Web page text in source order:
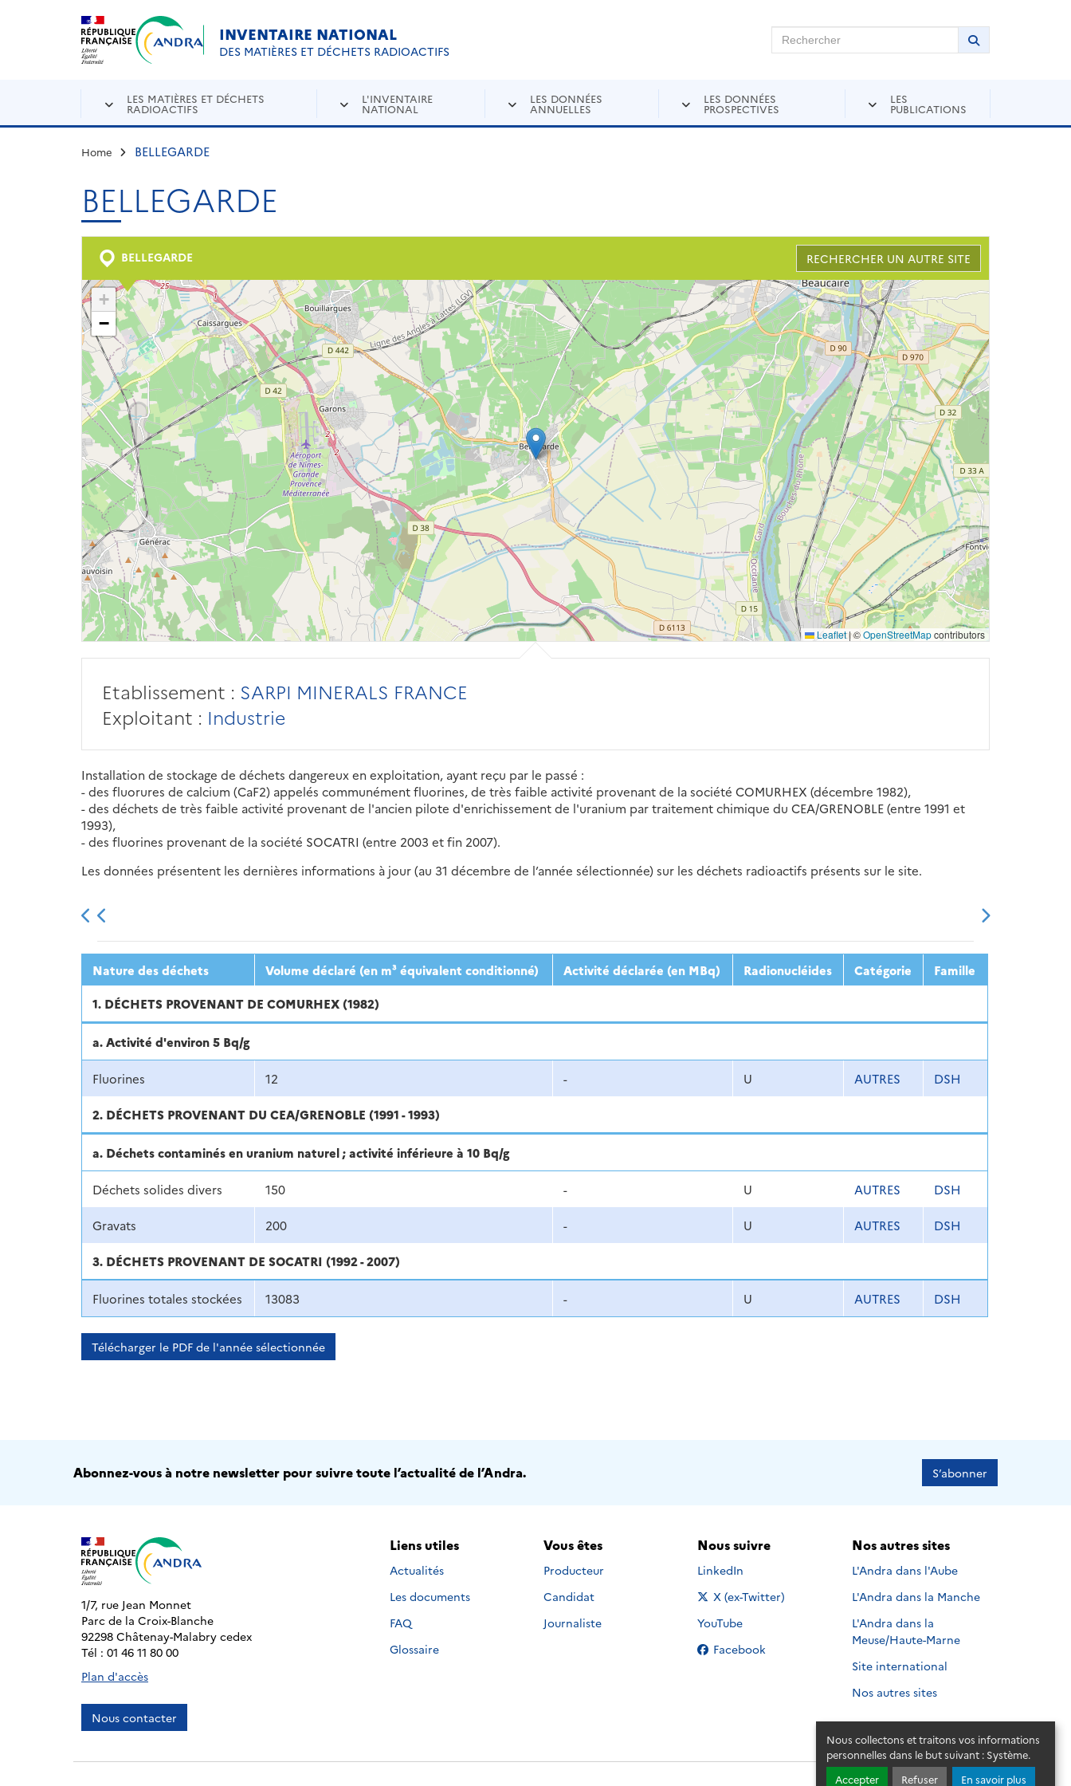
Nous collectons et traitons vos informations
personnelles dans le but suivant : Système.
Accepter
Refuser En savoir plus
Aller au contenu principal
INVENTAIRE NATIONAL
DES MATIÈRES ET DÉCHETS RADIOACTIFS
Rechercher sur Andra Inventaire Rechercher
Lancer la
LES MATIÈRES ET DÉCHETS
RADIOACTIFS
L'INVENTAIRE
NATIONAL
LES DONNÉES
ANNUELLES
LES DONNÉES
PROSPECTIVES
LES
PUBLICATIONS
Home BELLEGARDE
BELLEGARDE
BELLEGARDE RECHERCHER UN AUTRE SITE
+
−
Leaflet|©OpenStreetMapcontributors
Etablissement : SARPI MINERALS FRANCE
Exploitant : Industrie
Installation de stockage de déchets dangereux en exploitation, ayant reçu par le passé :
- des fluorures de calcium (CaF2) appelés communément fluorines, de très faible activité provenant de la société COMURHEX (décembre 1982),
- des déchets de très faible activité provenant de l'ancien pilote d'enrichissement de l'uranium par traitement chimique du CEA/GRENOBLE (entre 1991 et
1993),
- des fluorines provenant de la société SOCATRI (entre 2003 et fin 2007).
Les données présentent les dernières informations à jour (au 31 décembre de l’année sélectionnée) sur les déchets radioactifs présents sur le site.
2013 2014 2015 2016 2017 2018 2019 2020 2021 2022 2023
Nature des déchets Volume déclaré (en m³ équivalent conditionné) Activité déclarée (en MBq) Radionucléides Catégorie
Famille
1. DÉCHETS PROVENANT DE COMURHEX (1982)
a. Activité d'environ 5 Bq/g
Fluorines 12 - U AUTRES DSH
2. DÉCHETS PROVENANT DU CEA/GRENOBLE (1991 - 1993)
a. Déchets contaminés en uranium naturel ; activité inférieure à 10 Bq/g
Déchets solides divers 150 - U AUTRES DSH
Gravats 200 - U AUTRES DSH
3. DÉCHETS PROVENANT DE SOCATRI (1992 - 2007)
Fluorines totales stockées 13083 - U AUTRES DSH
Télécharger le PDF de l'année sélectionnée
Abonnez-vous à notre newsletter pour suivre toute l’actualité de l’Andra. S’abonner
1/7, rue Jean Monnet
Parc de la Croix-Blanche
92298 Châtenay-Malabry cedex
Tél : 01 46 11 80 00
Plan d'accès
Nous contacter
Liens utiles
Actualités
Les documents
FAQ
Glossaire
Vous êtes
Producteur
Candidat
Journaliste
Nous suivre
Nous suivre sur
LinkedIn
Nous suivre sur
X (ex-Twitter)
Nous suivre sur
YouTube
Nous suivre sur
Facebook
Nos autres sites
L'Andra dans l'Aube
L'Andra dans la Manche
L'Andra dans la
Meuse/Haute-Marne
Site international
Nos autres sites